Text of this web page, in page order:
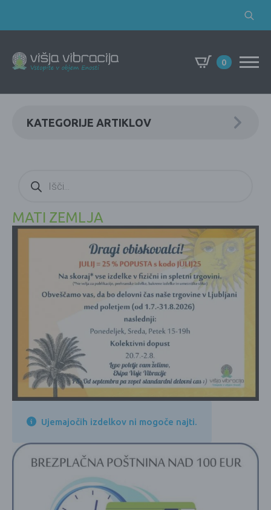
Search
0
KATEGORIJE ARTIKLOV
search
MATI ZEMLJA
Ujemajočih izdelkov ni mogoče najti.